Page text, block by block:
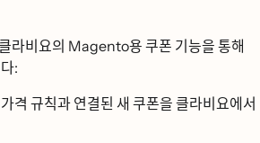
Magento용 쿠폰 기능을 통해
규칙과 연결된 새 쿠폰을 클라비요에서